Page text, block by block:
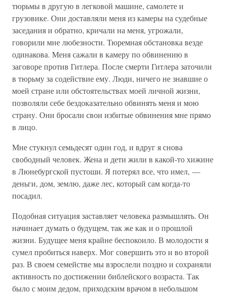
тюрьмы в другую в легковой машине, самолете и
грузовике. Они доставляли меня из камеры на судебные
заседания и обратно, кричали на меня, угрожали,
говорили мне любезности. Тюремная обстановка везде
одинакова. Меня сажали в камеру по обвинению в
заговоре против Гитлера. После смерти Гитлера заточили
в тюрьму за содействие ему. Люди, ничего не знавшие о
моей стране или обстоятельствах моей личной жизни,
позволяли себе бездоказательно обвинять меня и мою
страну. Они бросали свои избитые обвинения мне прямо
в лицо.
Мне стукнул семьдесят один год, и вдруг я снова
свободный человек. Жена и дети жили в какой-то хижине
в Люнебургской пустоши. Я потерял все, что имел, —
деньги, дом, землю, даже лес, который сам когда-то
посадил.
Подобная ситуация заставляет человека размышлять. Он
начинает думать о будущем, так же как и о прошлой
жизни. Будущее меня крайне беспокоило. В молодости я
сумел пробиться наверх. Мог совершить это и во второй
раз. В своем семействе мы взрослели поздно и сохраняли
активность по достижении библейского возраста. Так
было с моим дедом, приходским врачом в небольшом